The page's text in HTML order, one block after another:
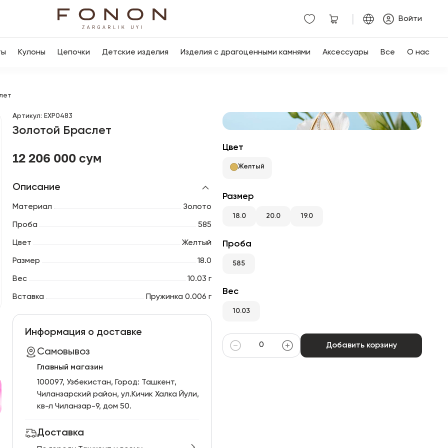
Войти
Кулоны Цепочки Детские изделия Изделия с драгоценными камнями Аксессуары Все О нас
Артикул: EXP0483
Золотой Браслет
12 206 000 сум
Описание
Материал Золото
Проба 585
Цвет Желтый
Размер 18.0
Вес 10.03 г
Вставка Пружинка 0.006 г
Информация о доставке
Самовывоз
Главный магазин
100097, Узбекистан, Город: Ташкент,
Чиланзарский pайон, ул.Кичик Халка Йули,
кв-л Чиланзар-9, дом 50.
Доставка
Цвет
Желтый
Размер
18.0 20.0 19.0
Проба
585
Вес
10.03
Добавить корзину